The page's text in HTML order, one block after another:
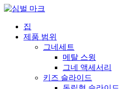
집
제품 범위
그네세트
메탈 스윙
그네 액세서리
키즈 슬라이드